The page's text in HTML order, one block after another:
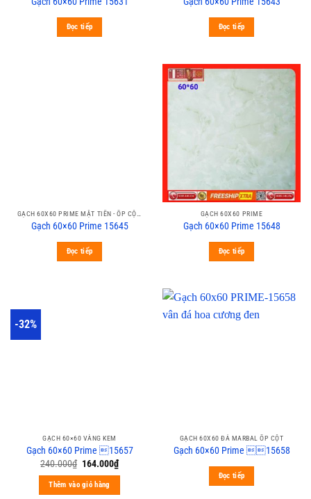
Đọc tiếp Đọc tiếp
Gạch 60×60 Prime 15645
Đọc tiếp
GẠCH 60X60 PRIME
Gạch 60×60 Prime 15648
Đọc tiếp
-32%
GẠCH 60×60 VÀNG KEM
Gạch 60×60 Prime 15657
240.000₫ 164.000₫
Thêm vào giỏ hàng
GẠCH 60X60 ĐÁ MARBAL ỐP CỘT
Gạch 60×60 Prime 15658
Đọc tiếp